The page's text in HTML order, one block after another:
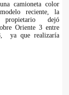
camioneta color
reciente, la
dejó
Oriente 3 entre
ya que realizaría